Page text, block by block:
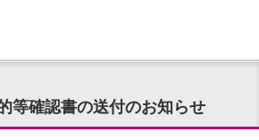
等確認書の送付のお知らせ